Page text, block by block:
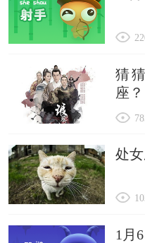
猜
座？
处
1月